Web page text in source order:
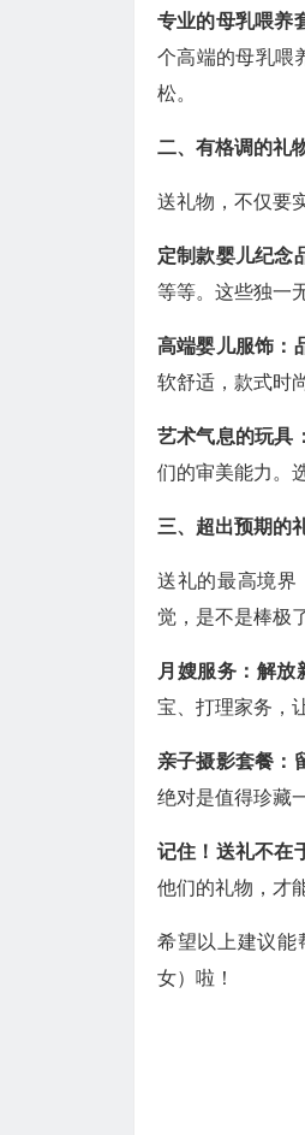
专业的母乳喂养
个高端的母乳喂
松。
二、有格调的礼
送礼物，不仅要
定制款婴儿纪念
等等。这些独一
高端婴儿服饰：
软舒适，款式时
艺术气息的玩具
们的审美能力。
三、超出预期的
送礼的最高境界
觉，是不是棒极
月嫂服务：解
宝、打理家务，
亲子摄影套餐：
绝对是值得珍藏
记住！送礼不在
他们的礼物，才
希望以上建议能
女）啦！